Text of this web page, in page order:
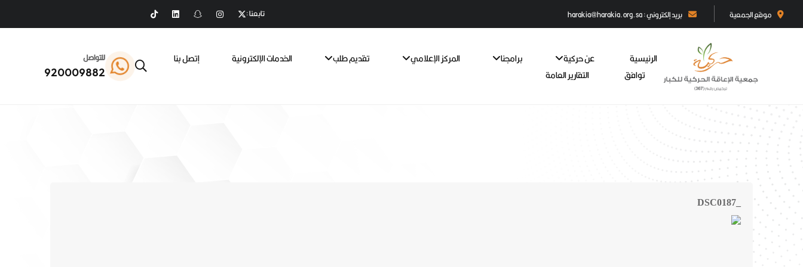
موقع الجمعية بريد إلكتروني : harakia@harakia.org.sa تابعنا :
الرئيسية عن حركية برامجنا المركز الإعلامي تقديم طلب الخدمات الإلكترونية
إتصل بنا
توافق
التقارير العامة
للتواصل
920009882